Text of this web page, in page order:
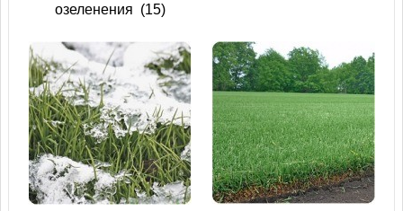
озеленения (15)